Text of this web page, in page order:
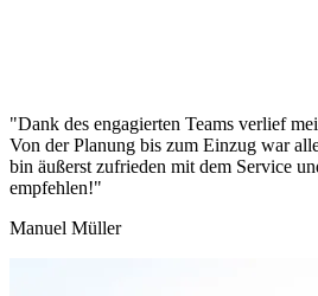
"Dank des engagierten Teams verlief
Von der Planung bis zum Einzug war
bin äußerst zufrieden mit dem Service
empfehlen!"
Manuel Müller